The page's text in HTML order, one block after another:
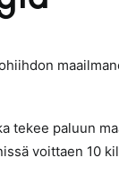
tekee paluun
voittaen 10